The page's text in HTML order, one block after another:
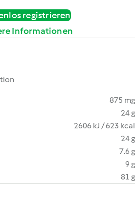
registrieren
Informationen
875 mg
24 g
2606 kJ / 623 kcal
24 g
7.6 g
9 g
81 g